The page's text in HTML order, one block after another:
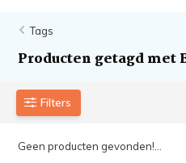
Tags
Producten getagd met
Filters
Geen producten gevonden!...